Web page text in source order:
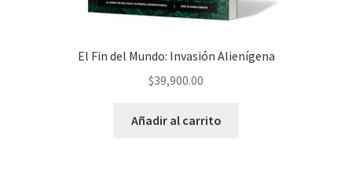
El Fin del Mundo: Invasión Alienígena
$39,900.00
Añadir al carrito